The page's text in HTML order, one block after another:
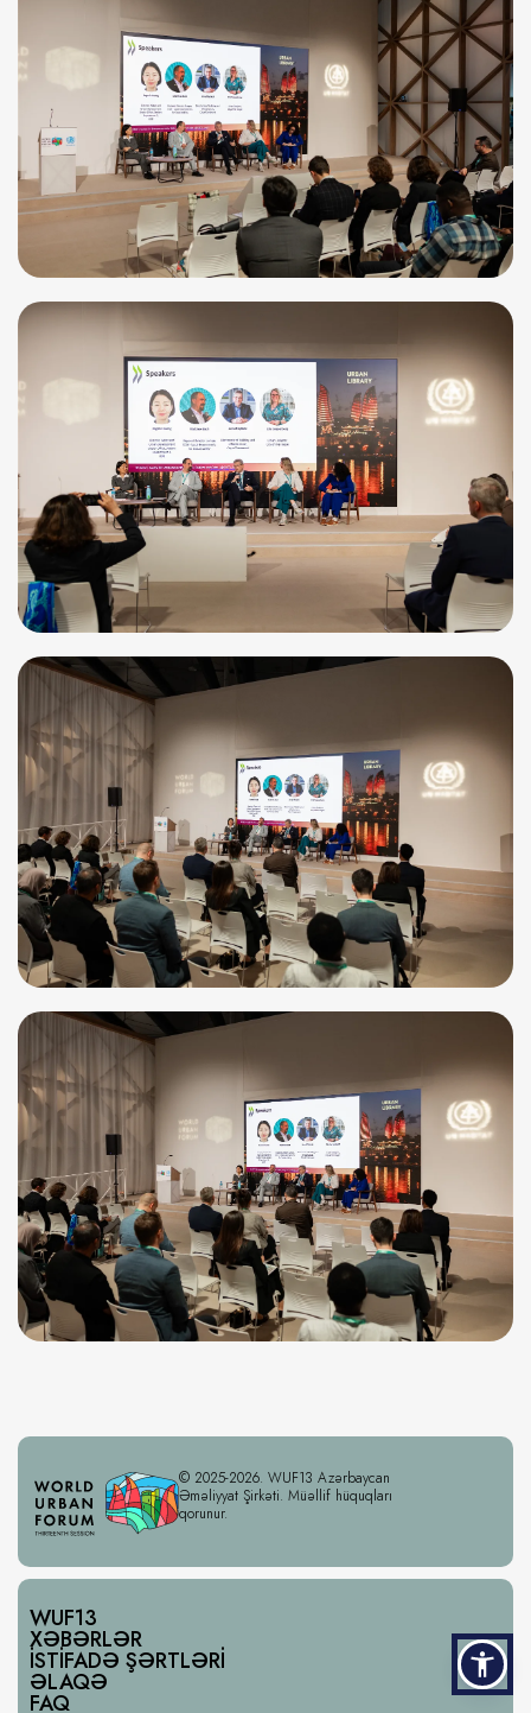
© 2025-2026. WUF13 Azərbaycan
Əməliyyat Şirkəti. Müəllif hüquqları
qorunur.
WUF13
XƏBƏRLƏR
İSTIFADƏ ŞƏRTLƏRI
ƏLAQƏ
FAQ